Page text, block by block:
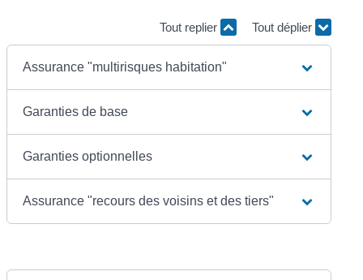
Tout replier Tout déplier
Assurance "multirisques habitation"
Garanties de base
Garanties optionnelles
Assurance "recours des voisins et des tiers"